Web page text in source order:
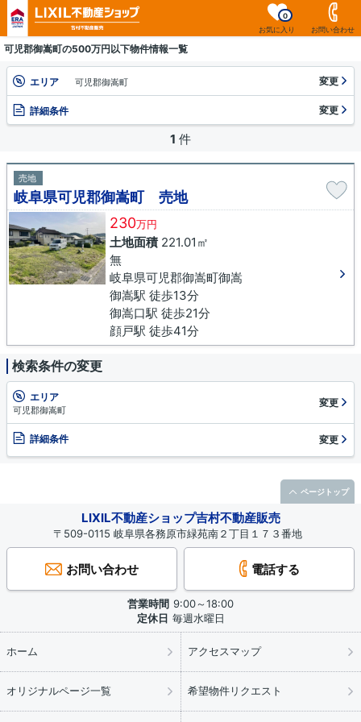
お気に入り
0
お問い合わせ
可児郡御嵩町の500万円以下物件情報一覧
エリア 可児郡御嵩町 変更
詳細条件 変更
1 件
売地
岐阜県可児郡御嵩町 売地
230万円
土地面積221.01㎡
無
岐阜県可児郡御嵩町御嵩
御嵩駅 徒歩13分
御嵩口駅 徒歩21分
顔戸駅 徒歩41分
検索条件の変更
エリア
可児郡御嵩町
変更
詳細条件 変更
LIXIL不動産ショップ吉村不動産販売
〒509-0115 岐阜県各務原市緑苑南２丁目１７３番地
お問い合わせ 電話する
営業時間 9:00～18:00
定休日 毎週水曜日
ホーム アクセスマップ
オリジナルページ一覧 希望物件リクエスト
ページトップ